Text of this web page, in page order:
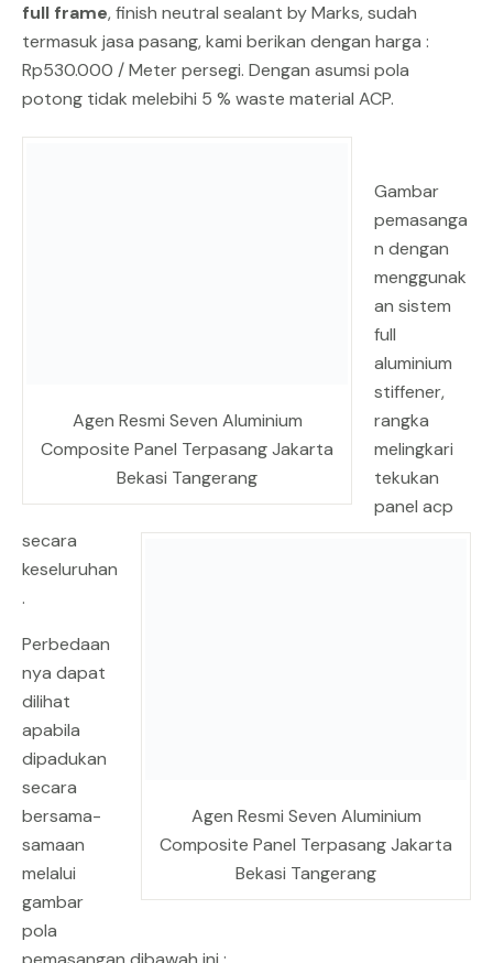
full frame, finish neutral sealant by Marks, sudah
termasuk jasa pasang, kami berikan dengan harga :
Rp530.000 / Meter persegi. Dengan asumsi pola
potong tidak melebihi 5 % waste material ACP.
Agen Resmi Seven Aluminium
Composite Panel Terpasang Jakarta
Bekasi Tangerang
Agen Resmi Seven Aluminium
Composite Panel Terpasang Jakarta
Bekasi Tangerang
Gambar
pemasanga
n dengan
menggunak
an sistem
full
aluminium
stiffener,
rangka
melingkari
tekukan
panel acp
secara
keseluruhan
.
Perbedaan
nya dapat
dilihat
apabila
dipadukan
secara
bersama-
samaan
melalui
gambar
pola